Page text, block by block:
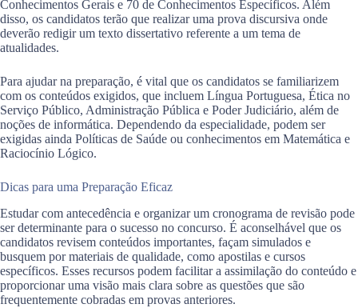
Conhecimentos Gerais e 70 de Conhecimentos Específicos. Além
disso, os candidatos terão que realizar uma prova discursiva onde
deverão redigir um texto dissertativo referente a um tema de
atualidades.
Para ajudar na preparação, é vital que os candidatos se familiarizem
com os conteúdos exigidos, que incluem Língua Portuguesa, Ética no
Serviço Público, Administração Pública e Poder Judiciário, além de
noções de informática. Dependendo da especialidade, podem ser
exigidas ainda Políticas de Saúde ou conhecimentos em Matemática e
Raciocínio Lógico.
Dicas para uma Preparação Eficaz
Estudar com antecedência e organizar um cronograma de revisão pode
ser determinante para o sucesso no concurso. É aconselhável que os
candidatos revisem conteúdos importantes, façam simulados e
busquem por materiais de qualidade, como apostilas e cursos
específicos. Esses recursos podem facilitar a assimilação do conteúdo e
proporcionar uma visão mais clara sobre as questões que são
frequentemente cobradas em provas anteriores.